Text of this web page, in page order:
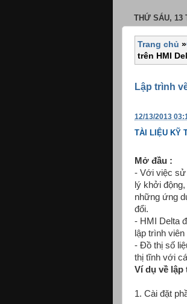
THỨ SÁU, 13
Trang chủ »
trên HMI
Lập trình
12/13/2013
TÀI LIỆU KỸ
Mở đầu :
- Với việc sử
lý khởi
những ứng
đổi.
- HMI Delta
lập trình
- Đồ thị số
thị tĩnh với
Ví dụ về lập
1. Cài đặt